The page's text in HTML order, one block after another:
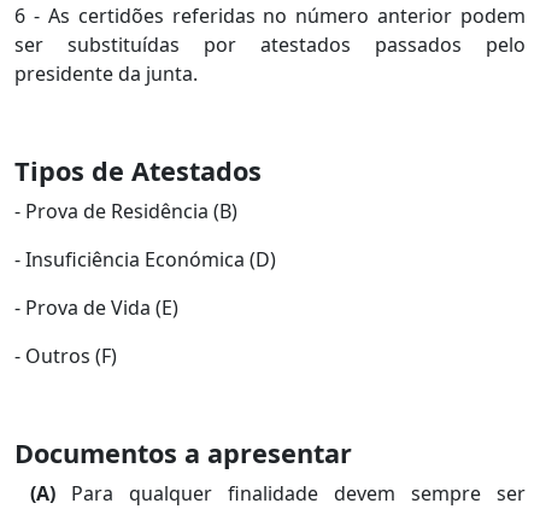
6 - As certidões referidas no número anterior podem
ser substituídas por atestados passados pelo
presidente da junta.
Tipos de Atestados
- Prova de Residência (B)
- Insuficiência Económica (D)
- Prova de Vida (E)
- Outros (F)
Documentos a apresentar
(A) Para qualquer finalidade devem sempre ser